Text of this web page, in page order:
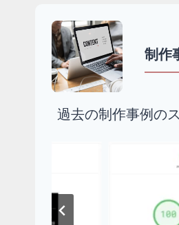
制作
過去の制作事例の